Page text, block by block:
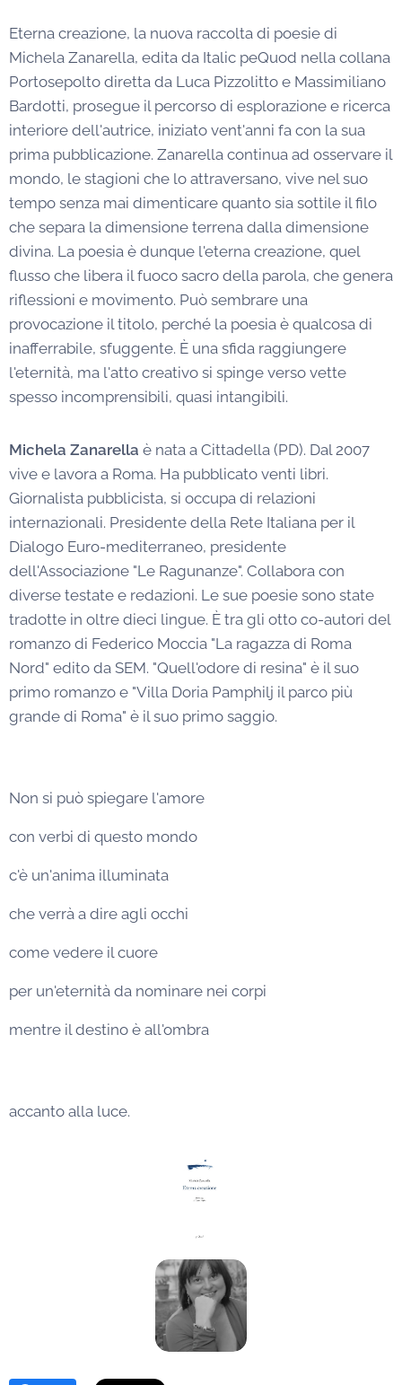
Eterna creazione, la nuova raccolta di poesie di
Michela Zanarella, edita da Italic peQuod nella collana
Portosepolto diretta da Luca Pizzolitto e Massimiliano
Bardotti, prosegue il percorso di esplorazione e ricerca
interiore dell'autrice, iniziato vent'anni fa con la sua
prima pubblicazione. Zanarella continua ad osservare il
mondo, le stagioni che lo attraversano, vive nel suo
tempo senza mai dimenticare quanto sia sottile il filo
che separa la dimensione terrena dalla dimensione
divina. La poesia è dunque l'eterna creazione, quel
flusso che libera il fuoco sacro della parola, che genera
riflessioni e movimento. Può sembrare una
provocazione il titolo, perché la poesia è qualcosa di
inafferrabile, sfuggente. È una sfida raggiungere
l'eternità, ma l'atto creativo si spinge verso vette
spesso incomprensibili, quasi intangibili.
Michela Zanarella è nata a Cittadella (PD). Dal 2007
vive e lavora a Roma. Ha pubblicato venti libri.
Giornalista pubblicista, si occupa di relazioni
internazionali. Presidente della Rete Italiana per il
Dialogo Euro-mediterraneo, presidente
dell'Associazione "Le Ragunanze". Collabora con
diverse testate e redazioni. Le sue poesie sono state
tradotte in oltre dieci lingue. È tra gli otto co-autori del
romanzo di Federico Moccia "La ragazza di Roma
Nord" edito da SEM. "Quell'odore di resina" è il suo
primo romanzo e "Villa Doria Pamphilj il parco più
grande di Roma" è il suo primo saggio.
Non si può spiegare l'amore
con verbi di questo mondo
c'è un'anima illuminata
che verrà a dire agli occhi
come vedere il cuore
per un'eternità da nominare nei corpi
mentre il destino è all'ombra
accanto alla luce.